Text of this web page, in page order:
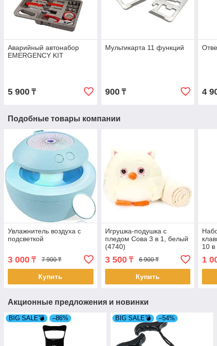
Аварийный автонабор
EMERGENCY KIT
5 900 ₸
Мультикарта 11 функций
900₸ 4
Подобные товары компании
Увлажнитель воздуха с
подсветкой
3 000 ₸ 7 900 ₸
Купить
Игрушка-подушка с
пледом Сова 3 в 1, белый
(4740)
3 500₸ 6 900 ₸
Купить
10
1
Акционные предложения и новинки
BIG SALE💣 –86% BIG SALE💣 –54%